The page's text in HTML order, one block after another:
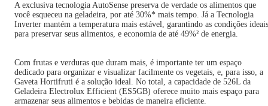
A exclusiva tecnologia AutoSense preserva de verdade os alimentos que
você esqueceu na geladeira, por até 30%* mais tempo. Já a Tecnologia
Inverter mantém a temperatura mais estável, garantindo as condições ideais
para preservar seus alimentos, e economia de até 49%² de energia.
Com frutas e verduras que duram mais, é importante ter um espaço
dedicado para organizar e visualizar facilmente os vegetais, e, para isso, a
Gaveta Hortifruti é a solução ideal. No total, a capacidade de 526L da
Geladeira Electrolux Efficient (ES5GB) oferece muito mais espaço para
armazenar seus alimentos e bebidas de maneira eficiente.